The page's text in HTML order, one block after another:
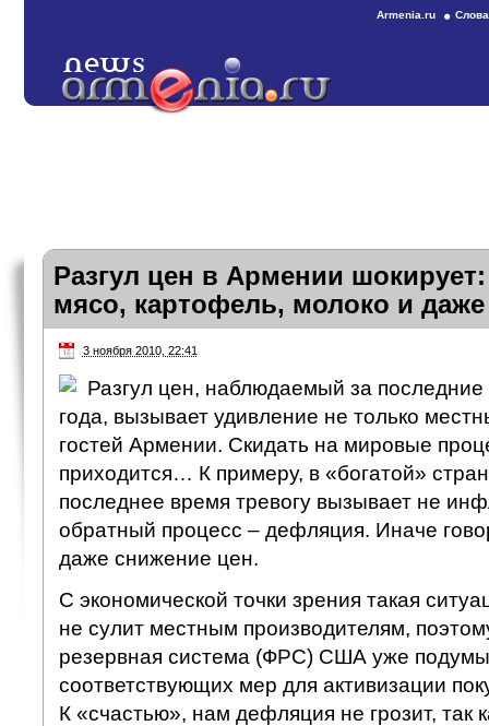
Armenia.ru
Разгул цен в Армении
мясо, картофель, молоко и
3 ноября 2010, 22:41
Разгул цен, наблюдаемый за
года, вызывает удивление не только
гостей Армении. Скидать на мировые
приходится… К примеру, в «богатой»
последнее время тревогу вызывает не
обратный процесс – дефляция. Иначе
даже снижение цен.
С экономической точки зрения такая
не сулит местным производителям,
резервная система (ФРС) США уже
соответствующих мер для активизации
К «счастью», нам дефляция не грозит, так